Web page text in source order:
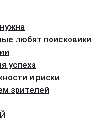
любят поисковики
успеха
и риски
зрителей